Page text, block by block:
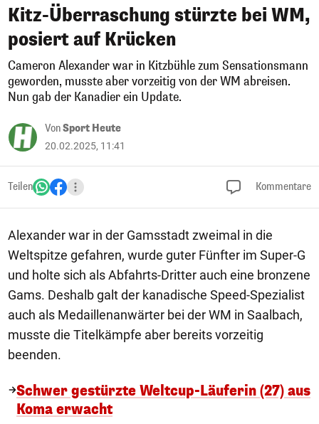
Kitz-Überraschung stürzte bei WM,
posiert auf Krücken
Cameron Alexander war in Kitzbühle zum Sensationsmann
geworden, musste aber vorzeitig von der WM abreisen.
Nun gab der Kanadier ein Update.
VonSport Heute
20.02.2025, 11:41
Teilen Kommentare
Alexander war in der Gamsstadt zweimal in die
Weltspitze gefahren, wurde guter Fünfter im Super-G
und holte sich als Abfahrts-Dritter auch eine bronzene
Gams. Deshalb galt der kanadische Speed-Spezialist
auch als Medaillenanwärter bei der WM in Saalbach,
musste die Titelkämpfe aber bereits vorzeitig
beenden.
Schwer gestürzte Weltcup-Läuferin (27) aus
Koma erwacht